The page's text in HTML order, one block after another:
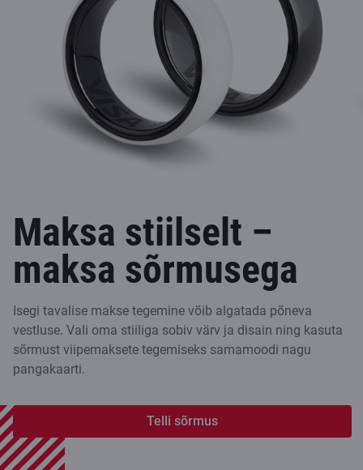
Maksa stiilselt –
maksa sõrmusega
Isegi tavalise makse tegemine võib algatada põneva
vestluse. Vali oma stiiliga sobiv värv ja disain ning kasuta
sõrmust viipemaksete tegemiseks samamoodi nagu
pangakaarti.
Telli sõrmus